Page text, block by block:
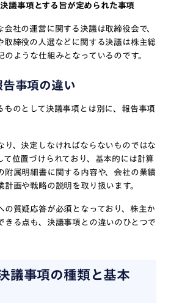
議事項とする旨が定められた事項
社の運営に関する決議は取締役会で、
取締役の人選などに関する決議は株主総
ような仕組みとなっているのです。
事項の違い
ものとして決議事項とは別に、報告事項
り、決定しなければならないものではな
て位置づけられており、基本的には計算
附属明細書に関する内容や、会社の業績
画や戦略の説明を取り扱います。
の質疑応答が必須となっており、株主か
きる点も、決議事項との違いのひとつで
議事項の種類と基本